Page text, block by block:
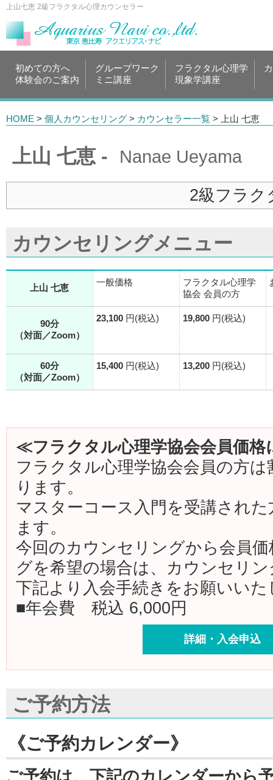
上山七恵 2級フラクタル心理カウンセラー
初めての方へ
体験会のご案内
グループワーク
ミニ講座
フラクタル心理学
現象学講座
HOME > 個人カウンセリング > カウンセラー一覧 > 上山 七恵
上山 七恵 - Nanae Ueyama
2級フラク
カウンセリングメニュー
上山 七恵
一般価格
フラクタル心理学
協会 会員の方
90分
（対面／Zoom）
23,100 円(税込) 19,800 円(税込)
60分
（対面／Zoom）
15,400 円(税込) 13,200 円(税込)
≪フラクタル心理学協会会員価
フラクタル心理学協会会員の方
ります。
マスターコース入門を受講され
ます。
今回のカウンセリングから会員
グを希望の場合は、カウンセリ
下記より入会手続きをお願いいた
■年会費 税込 6,000円
詳細・入会申込
ご予約方法
《ご予約カレンダー》
ご予約は、下記のカレンダーから